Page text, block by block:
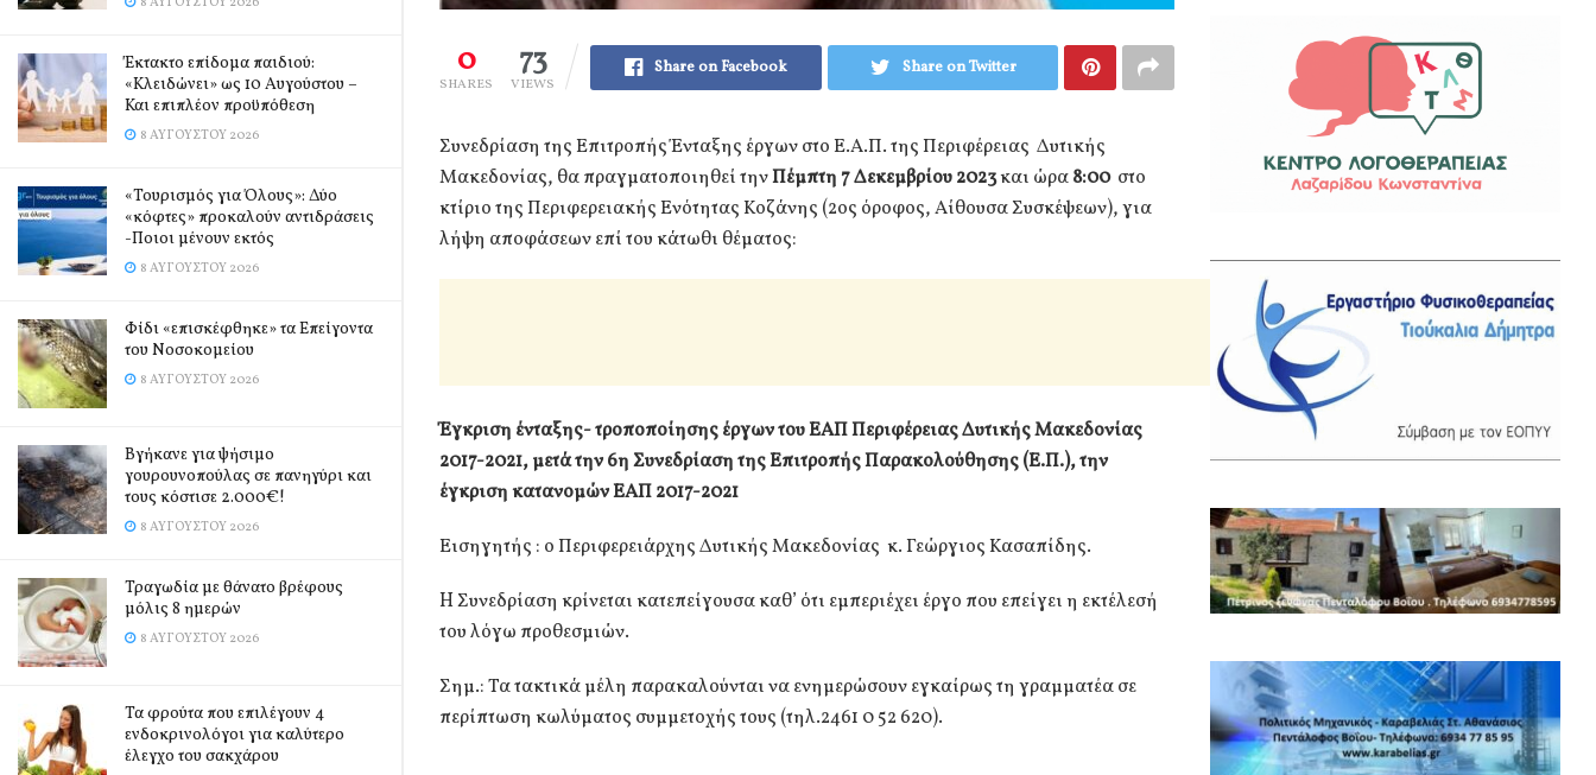
Έκτακτο επίδομα παιδιού:
«Κλειδώνει» ως 10 Αυγούστου –
Και επιπλέον προϋπόθεση
8 ΑΥΓΟΎΣΤΟΥ 2026
«Τουρισμός για Όλους»: Δύο
«κόφτες» προκαλούν αντιδράσεις
-Ποιοι μένουν εκτός
8 ΑΥΓΟΎΣΤΟΥ 2026
Φίδι «επισκέφθηκε» τα Επείγοντα
του Νοσοκομείου
8 ΑΥΓΟΎΣΤΟΥ 2026
Βγήκανε για ψήσιμο
γουρουνοπούλας σε πανηγύρι και
τους κόστισε 2.000€!
8 ΑΥΓΟΎΣΤΟΥ 2026
Τραγωδία με θάνατο βρέφους
μόλις 8 ημερών
8 ΑΥΓΟΎΣΤΟΥ 2026
Τα φρούτα που επιλέγουν 4
ενδοκρινολόγοι για καλύτερο
έλεγχο του σακχάρου
0
SHARES
73
VIEWS
Share on Facebook Share on Twitter
Συνεδρίαση της Επιτροπής Ένταξης έργων στο Ε.Α.Π. της Περιφέρειας Δυτικής
Μακεδονίας, θα πραγματοποιηθεί τηνΠέμπτη 7 Δεκεμβρίου 2023και ώρα8:00 στο
κτίριο της Περιφερειακής Ενότητας Κοζάνης (2ος όροφος, Αίθουσα Συσκέψεων), για
λήψη αποφάσεων επί του κάτωθι θέματος:
Έγκριση ένταξης- τροποποίησης έργων του ΕΑΠ Περιφέρειας Δυτικής Μακεδονίας
2017-2021, μετά την 6η Συνεδρίαση της Επιτροπής Παρακολούθησης (Ε.Π.), την
έγκριση κατανομών ΕΑΠ 2017-2021
Εισηγητής : ο Περιφερειάρχης Δυτικής Μακεδονίας κ. Γεώργιος Κασαπίδης.
H Συνεδρίαση κρίνεται κατεπείγουσα καθ’ ότι εμπεριέχει έργο που επείγει η εκτέλεσή
του λόγω προθεσμιών.
Σημ.: Τα τακτικά μέλη παρακαλούνται να ενημερώσουν εγκαίρως τη γραμματέα σε
περίπτωση κωλύματος συμμετοχής τους (τηλ.2461 0 52 620).